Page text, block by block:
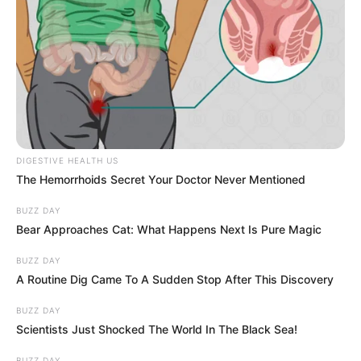
i
o
n
f
r
i
s
e
g
é
g
P
o
s
t
e
d
i
n
Művészek
Celine Dion érzelmes tisztelgése
elhunyt férje, René Angélil előtt, kilenc
évvel a halála után
Dion folytatta: „Te voltál a legnagyobb támogatóim, a
partnerem, és az, aki mindig a legjobbat látta …C
l
e
o
Read
more
by Szerző April 27, 2025 0
DIGESTIVE HEALTH US
The Hemorrhoids Secret Your Doctor Never Mentioned
BUZZ DAY
Bear Approaches Cat: What Happens Next Is Pure Magic
BUZZ DAY
A Routine Dig Came To A Sudden Stop After This Discovery
BUZZ DAY
Scientists Just Shocked The World In The Black Sea!